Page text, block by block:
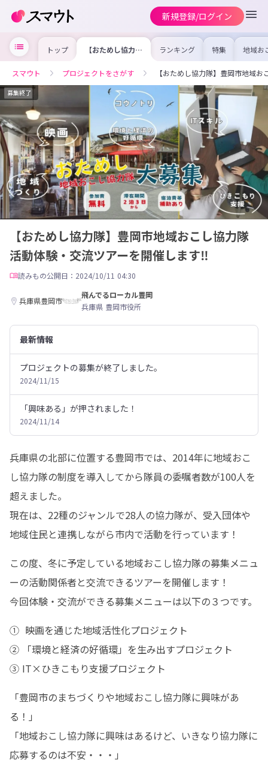
新規登録/ログイン
トップ 【おためし協力
隊】豊岡市地域お
験・交流ツアーを
開催します‼
ランキング 特集 地域お
の求
を集め
事内容
を比較
合った
けよう
スマウト プロジェクトをさがす 【おためし協力隊】豊岡市地域
募集終了
【おためし協力隊】豊岡市地域おこし協力隊
活動体験・交流ツアーを開催します‼
読みもの公開日：2024/10/11 04:30
兵庫県豊岡市
飛んでるローカル豊岡
兵庫県 豊岡市役所
最新情報
プロジェクトの募集が終了しました。
2024/11/15
「興味ある」が押されました！
2024/11/14
兵庫県の北部に位置する豊岡市では、2014年に地域おこ
し協力隊の制度を導入してから隊員の委嘱者数が100人を
超えました。
現在は、22種のジャンルで28人の協力隊が、受入団体や
地域住民と連携しながら市内で活動を行っています！
この度、冬に予定している地域おこし協力隊の募集メニュ
ーの活動関係者と交流できるツアーを開催します！
今回体験・交流ができる募集メニューは以下の３つです。
①  映画を通じた地域活性化プロジェクト
② 「環境と経済の好循環」を生み出すプロジェクト
③ IT×ひきこもり支援プロジェクト
「豊岡市のまちづくりや地域おこし協力隊に興味があ
る！」
「地域おこし協力隊に興味はあるけど、いきなり協力隊に
応募するのは不安・・・」